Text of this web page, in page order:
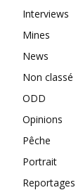
Interviews
Mines
News
Non classé
ODD
Opinions
Pêche
Portrait
Reportages